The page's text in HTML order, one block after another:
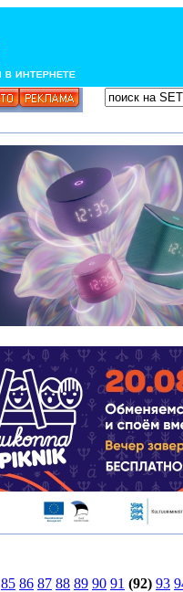
85 86 87 88 89 90 91 (92) 93